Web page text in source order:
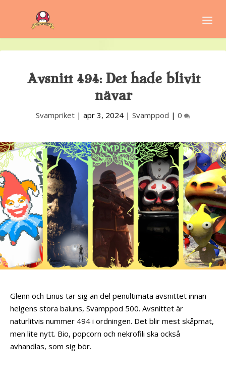
Avsnitt 494: Det hade blivit
nävar
Svampriket | apr 3, 2024 | Svamppod | 0
Glenn och Linus tar sig an del penultimata avsnittet innan
helgens stora baluns, Svamppod 500. Avsnittet är
naturlitvis nummer 494 i ordningen. Det blir mest skåpmat,
men lite nytt. Bio, popcorn och nekrofili ska också
avhandlas, som sig bör.